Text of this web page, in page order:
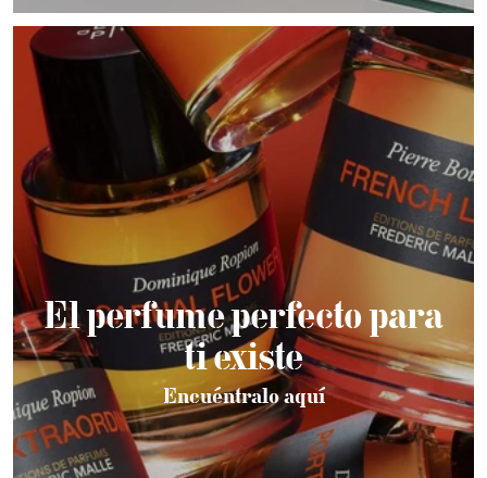
El perfume perfecto para
ti existe
Encuéntralo aquí